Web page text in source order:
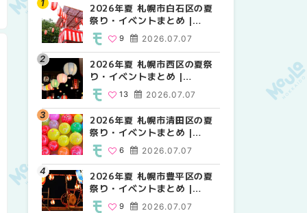
2026年夏 札幌市白石区の夏
祭り・イベントまとめ |
MouLa HOKKAIDO
2026.07.07
9
2026年夏 札幌市西区の夏祭
り・イベントまとめ |
MouLa HOKKAIDO
2026.07.07
13
2026年夏 札幌市清田区の夏
祭り・イベントまとめ |
MouLa HOKKAIDO
2026.07.07
6
2026年夏 札幌市豊平区の夏
祭り・イベントまとめ |
MouLa HOKKAIDO
2026.07.07
9
2026年夏 札幌市西区の夏祭
り・イベントまとめ |
13
【2026年最新】札幌のおすす
めビアガーデン｜オープン日
順に徹底紹介！大通公園から
穴場テラスまで | MouLa
HOKKAIDO
24
2026年夏 札幌市白石区の夏
祭り・イベントまとめ |
9
2026年夏 札幌市手稲区の夏
祭り・イベントまとめ |
10
【2026年最新】札幌のおすす
めビアガーデン｜オープン日
穴場テラスまで | MouLa
HOKKAIDO
24
2026年夏 札幌市北区の夏祭
り・イベントまとめ |
9
2026年夏 札幌市白石区の夏
祭り・イベントまとめ |
9
2026年夏 札幌市西区の夏祭
り・イベントまとめ |
13